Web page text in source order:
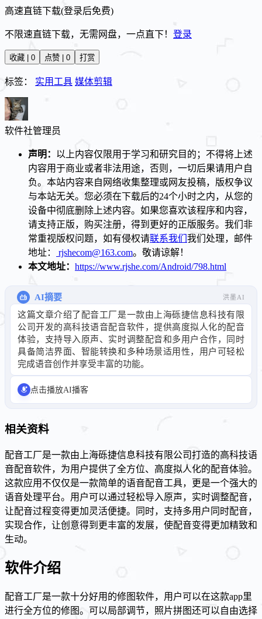
高速直链下载(登录后免费)
不限速直链下载，无需网盘，一点直下！ 登录
收藏 | 0 点赞 | 0 打赏
标签： 实用工具 媒体剪辑
软件社管理员
声明： 以上内容仅限用于学习和研究目的；不得将上述
内容用于商业或者非法用途，否则，一切后果请用户自
负。本站内容来自网络收集整理或网友投稿，版权争议
与本站无关。您必须在下载后的24个小时之内，从您的
设备中彻底删除上述内容。如果您喜欢该程序和内容，
请支持正版，购买注册，得到更好的正版服务。我们非
常重视版权问题，如有侵权请联系我们 我们处理，邮件
地址：
rjshecom@163.com。敬请谅解！
本文地址： https://www.rjshe.com/Android/798.html
AI摘要 洪墨AI
这篇文章介绍了配音工厂是一款由上海砾捷信息科技有限
公司开发的高科技语音配音软件，提供高度拟人化的配音
体验，支持导入原声、实时调整配音和多用户合作，同时
具备简洁界面、智能转换和多种场景适用性，用户可轻松
完成语音创作并享受丰富的功能。
点击播放AI播客
相关资料
配音工厂是一款由上海砾捷信息科技有限公司打造的高科技语
音配音软件，为用户提供了全方位、高度拟人化的配音体验。
这款应用不仅仅是一款简单的语音配音工具，更是一个强大的
语音处理平台。用户可以通过轻松导入原声，实时调整配音，
让配音过程变得更加灵活便捷。同时，支持多用户同时配音，
实现合作，让创意得到更丰富的发展，使配音变得更加精致和
生动。
软件介绍
配音工厂是一款十分好用的修图软件，用户可以在这款app里
进行全方位的修图。可以局部调节，照片拼图还可以自由选择